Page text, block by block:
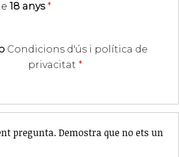
18 anys *
Condicions d'ús i política de
privacitat *
pregunta. Demostra que no ets un